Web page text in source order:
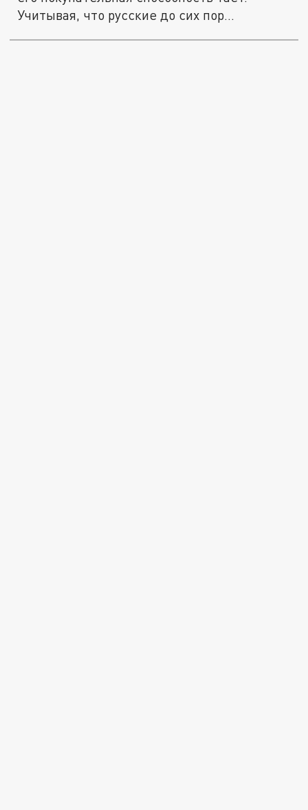
Учитывая, что русские до сих пор...